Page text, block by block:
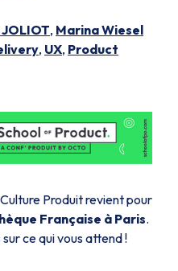
, Marina Wiesel
, UX, Product
Produit revient pour
Française à Paris.
ce qui vous attend !